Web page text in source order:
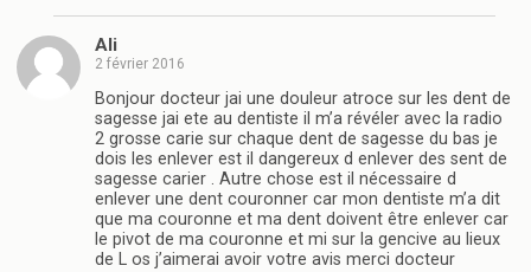
Ali
2 février 2016
Bonjour docteur jai une douleur atroce sur les dent de
sagesse jai ete au dentiste il m’a révéler avec la radio
2 grosse carie sur chaque dent de sagesse du bas je
dois les enlever est il dangereux d enlever des sent de
sagesse carier . Autre chose est il nécessaire d
enlever une dent couronner car mon dentiste m’a dit
que ma couronne et ma dent doivent être enlever car
le pivot de ma couronne et mi sur la gencive au lieux
de L os j’aimerai avoir votre avis merci docteur